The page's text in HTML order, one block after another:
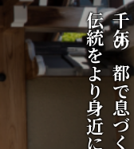
千年の都で息づく祈りと
伝統をより身近に